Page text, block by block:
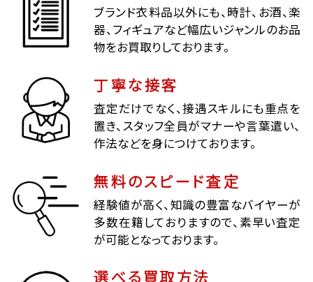
ブランド衣料品以外にも、時計、お酒、楽
器、フィギュアなど幅広いジャンルのお品
物をお買取りしております。
丁寧な接客
査定だけでなく、接遇スキルにも重点を
置き、スタッフ全員がマナーや言葉遣い、
作法などを身につけております。
無料のスピード査定
経験値が高く、知識の豊富なバイヤーが
多数在籍しておりますので、素早い査定
が可能となっております。
選べる買取方法